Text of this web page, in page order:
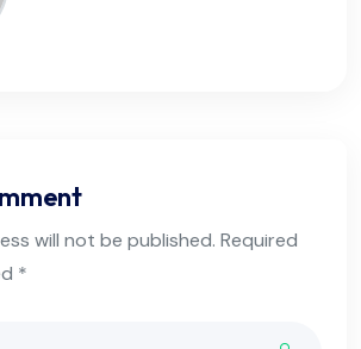
will not be published. Required
*